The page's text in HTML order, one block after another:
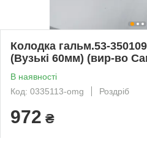
Колодка гальм.53-
(Вузькі 60мм) (вир-во
В наявності
Код: 0335113-omg
Роздріб
972 ₴